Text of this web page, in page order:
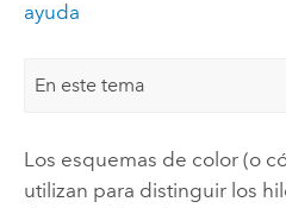
ayuda
En este tema
Los esquemas de color (o
utilizan para distinguir los